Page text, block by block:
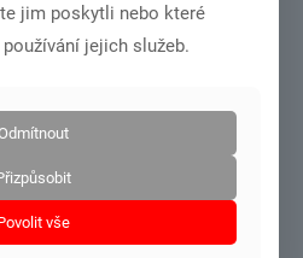
jim poskytli nebo které
jejich služeb.
vše